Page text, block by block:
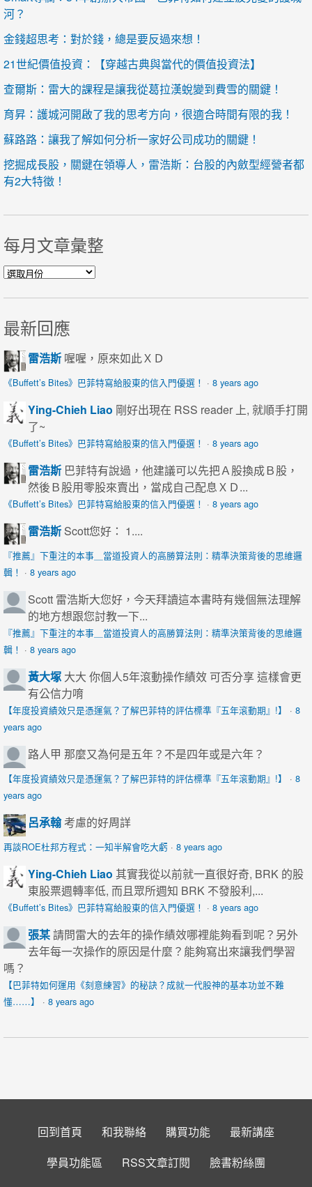
河？
金錢超思考：對於錢，總是要反過來想！
21世紀價值投資：【穿越古典與當代的價值投資法】
查爾斯：雷大的課程是讓我從葛拉漢蛻變到費雪的關鍵！
育昇：護城河開啟了我的思考方向，很適合時間有限的我！
蘇路路：讓我了解如何分析一家好公司成功的關鍵！
挖掘成長股，關鍵在領導人，雷浩斯：台股的內斂型經營者都
有2大特徵！
每月文章彙整
每月文章彙整
最新回應
雷浩斯 喔喔，原來如此ＸＤ
《Buffett’s Bites》巴菲特寫給股東的信入門優選！ · 8 years ago
Ying-Chieh Liao 剛好出現在 RSS reader 上, 就順手打開
了~
《Buffett’s Bites》巴菲特寫給股東的信入門優選！ · 8 years ago
雷浩斯 巴菲特有說過，他建議可以先把Ａ股換成Ｂ股，
然後Ｂ股用零股來賣出，當成自己配息ＸＤ...
《Buffett’s Bites》巴菲特寫給股東的信入門優選！ · 8 years ago
雷浩斯 Scott您好： 1....
『推薦』下重注的本事＿當道投資人的高勝算法則：精準決策背後的思維邏
輯！ · 8 years ago
Scott 雷浩斯大您好，今天拜讀這本書時有幾個無法理解
的地方想跟您討教一下...
『推薦』下重注的本事＿當道投資人的高勝算法則：精準決策背後的思維邏
輯！ · 8 years ago
黃大塚 大大 你個人5年滾動操作績效 可否分享 這樣會更
有公信力唷
【年度投資績效只是憑運氣？了解巴菲特的評估標準『五年滾動期』!】 · 8
years ago
路人甲 那麼又為何是五年？不是四年或是六年？
【年度投資績效只是憑運氣？了解巴菲特的評估標準『五年滾動期』!】 · 8
years ago
呂承翰考慮的好周詳
再談ROE杜邦方程式：一知半解會吃大虧 · 8 years ago
Ying-Chieh Liao 其實我從以前就一直很好奇, BRK 的股
東股票週轉率低, 而且眾所週知 BRK 不發股利,...
《Buffett’s Bites》巴菲特寫給股東的信入門優選！ · 8 years ago
張某請問雷大的去年的操作績效哪裡能夠看到呢？另外
去年每一次操作的原因是什麼？能夠寫出來讓我們學習
嗎？
【巴菲特如何運用《刻意練習》的秘訣？成就一代股神的基本功並不難
懂……】
· 8 years ago
回到首頁 和我聯絡 購買功能
最新講座
學員功能區
RSS文章訂閱 臉書粉絲團